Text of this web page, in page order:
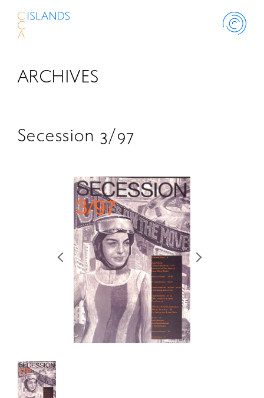
ABOUT
SCHOLARSHIP
RETRACE
コンサート
出演者
出版物
動画
スカラシップ受賞者
ARCHIVES
Secession 3/97